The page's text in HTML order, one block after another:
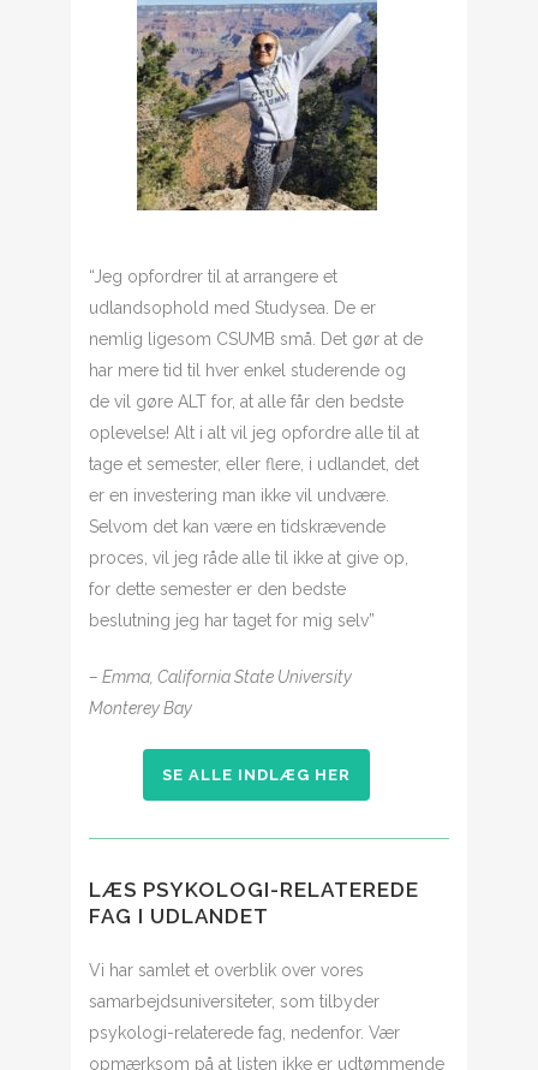
“Jeg opfordrer til at arrangere et
udlandsophold med Studysea. De er
nemlig ligesom CSUMB små. Det gør at de
har mere tid til hver enkel studerende og
de vil gøre ALT for, at alle får den bedste
oplevelse! Alt i alt vil jeg opfordre alle til at
tage et semester, eller flere, i udlandet, det
er en investering man ikke vil undvære.
Selvom det kan være en tidskrævende
proces, vil jeg råde alle til ikke at give op,
for dette semester er den bedste
beslutning jeg har taget for mig selv”
– Emma, California State University
Monterey Bay
SE ALLE INDLÆG HER
LÆS PSYKOLOGI-RELATEREDE
FAG I UDLANDET
Vi har samlet et overblik over vores
samarbejdsuniversiteter, som tilbyder
psykologi-relaterede fag, nedenfor. Vær
opmærksom på at listen ikke er udtømmende